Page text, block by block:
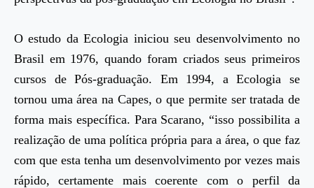
O estudo da Ecologia iniciou seu desenvolvimento no
Brasil em 1976, quando foram criados seus primeiros
cursos de Pós-graduação. Em 1994, a Ecologia se
tornou uma área na Capes, o que permite ser tratada de
forma mais específica. Para Scarano, “isso possibilita a
realização de uma política própria para a área, o que faz
com que esta tenha um desenvolvimento por vezes mais
rápido, certamente mais coerente com o perfil da